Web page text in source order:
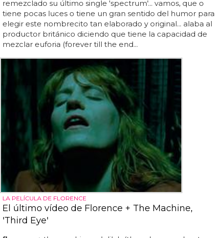
remezclado su último single 'spectrum'... vamos, que o
tiene pocas luces o tiene un gran sentido del humor para
elegir este nombrecito tan elaborado y original... alaba al
productor británico diciendo que tiene la capacidad de
mezclar euforia (forever till the end...
LA PELÍCULA DE FLORENCE
El último vídeo de Florence + The Machine,
'Third Eye'